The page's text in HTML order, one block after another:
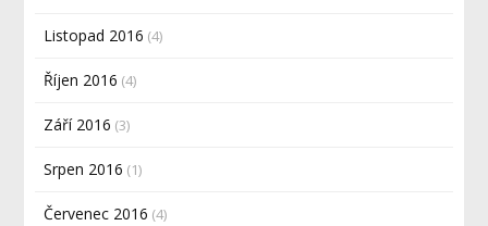
Listopad 2016 (4)
Říjen 2016 (4)
Září 2016 (3)
Srpen 2016 (1)
Červenec 2016 (4)